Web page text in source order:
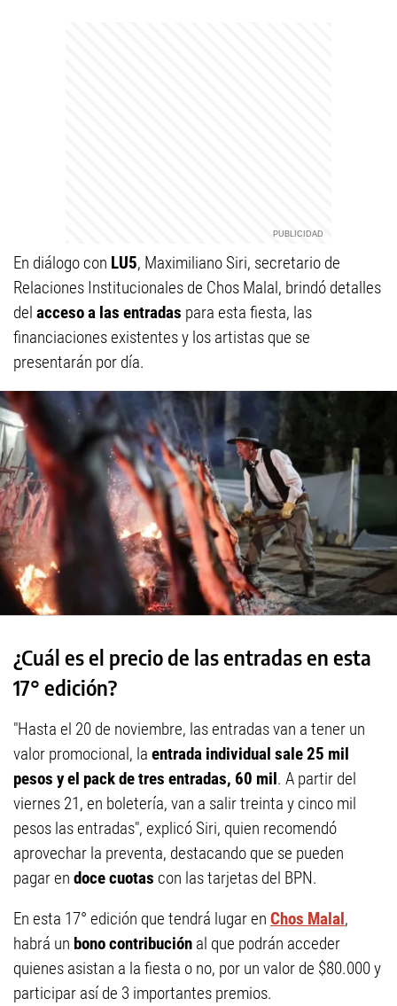
En diálogo con LU5, Maximiliano Siri, secretario de
Relaciones Institucionales de Chos Malal, brindó detalles
del acceso a las entradas para esta fiesta, las
financiaciones existentes y los artistas que se
presentarán por día.
¿Cuál es el precio de las entradas en esta
17° edición?
"Hasta el 20 de noviembre, las entradas van a tener un
valor promocional, la entrada individual sale 25 mil
pesos y el pack de tres entradas, 60 mil. A partir del
viernes 21, en boletería, van a salir treinta y cinco mil
pesos las entradas", explicó Siri, quien recomendó
aprovechar la preventa, destacando que se pueden
pagar en doce cuotas con las tarjetas del BPN.
En esta 17° edición que tendrá lugar en Chos Malal,
habrá un bono contribución al que podrán acceder
quienes asistan a la fiesta o no, por un valor de $80.000 y
participar así de 3 importantes premios.